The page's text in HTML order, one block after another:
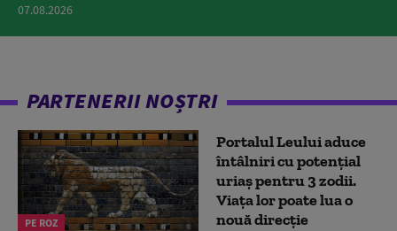
07.08.2026
PARTENERII NOȘTRI
PE ROZ
Portalul Leului aduce
întâlniri cu potențial
uriaș pentru 3 zodii.
Viața lor poate lua o
nouă direcție